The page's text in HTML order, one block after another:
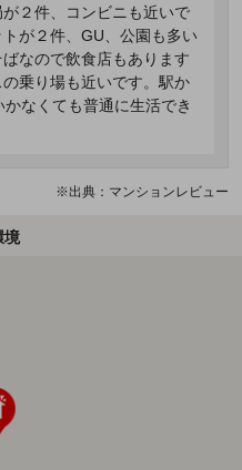
２件、コンビニも近いで
が２件、GU、公園も多い
なので飲食店もあります
乗り場も近いです。駅か
なくても普通に生活でき
※出典：マンションレビュー
境